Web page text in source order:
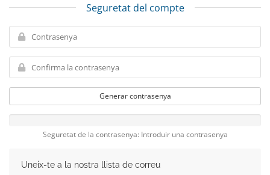
Seguretat del compte
Generar contrasenya
Seguretat de la contrasenya: Introduir una contrasenya
Uneix-te a la nostra llista de correu